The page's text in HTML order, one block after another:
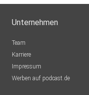
Unternehmen
Team
Karriere
Impressum
Werben auf podcast.de